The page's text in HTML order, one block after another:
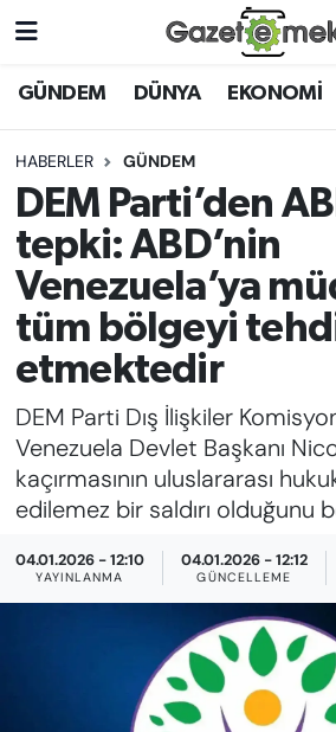
GÜNDEM DÜNYA EKONOMİ
HABERLER GÜNDEM
DEM Parti’den
tepki: ABD’nin
Venezuela’ya
tüm bölgeyi
etmektedir
DEM Parti Dış İlişkiler
Venezuela Devlet Başkanı
kaçırmasının uluslararası
edilemez bir saldırı olduğunu
04.01.2026 - 12:10
YAYINLANMA
04.01.2026 - 12:12
GÜNCELLEME
DÜNYA
EKONOMİ
EMEK HABERLERİ
YENİ MEDYADA EMEK
GAZETECİLİĞİNİ GELİŞTİRMEK
FAYDALI BİLGİLER
GÜNDEM
EĞİTİM
SAĞLIK
KÜLTÜR-SANAT
Nöbetçi Eczaneler
Hava Durumu
İstanbul Namaz Vakitleri
Trafik Durumu
Süper Lig Puan Durumu ve
Son Dakika Haberleri
Haber Arşivi